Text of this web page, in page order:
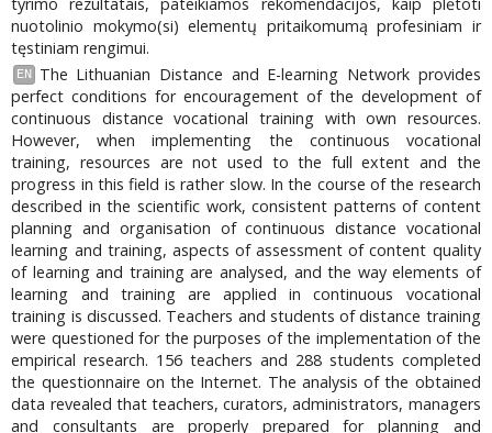
nuotolinio mokymo(si) elementų pritaikomumą profesiniam ir
tęstiniam rengimui.
EN
The Lithuanian Distance and E-learning Network provides
perfect conditions for encouragement of the development of
continuous distance vocational training with own resources.
However, when implementing the continuous vocational
training, resources are not used to the full extent and the
progress in this field is rather slow. In the course of the research
described in the scientific work, consistent patterns of content
planning and organisation of continuous distance vocational
learning and training, aspects of assessment of content quality
of learning and training are analysed, and the way elements of
learning and training are applied in continuous vocational
training is discussed. Teachers and students of distance training
were questioned for the purposes of the implementation of the
empirical research. 156 teachers and 288 students completed
the questionnaire on the Internet. The analysis of the obtained
data revealed that teachers, curators, administrators, managers
and consultants are properly prepared for planning and